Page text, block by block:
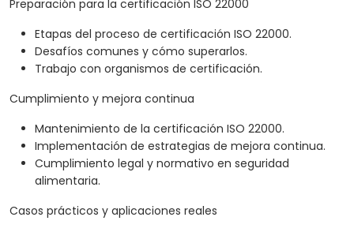
Preparación para la certificación ISO 22000
Etapas del proceso de certificación ISO 22000.
Desafíos comunes y cómo superarlos.
Trabajo con organismos de certificación.
Cumplimiento y mejora continua
Mantenimiento de la certificación ISO 22000.
Implementación de estrategias de mejora continua.
Cumplimiento legal y normativo en seguridad
alimentaria.
Casos prácticos y aplicaciones reales